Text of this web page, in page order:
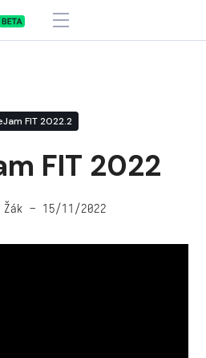
FIT 2022.2
FIT 2022
– 15/11/2022